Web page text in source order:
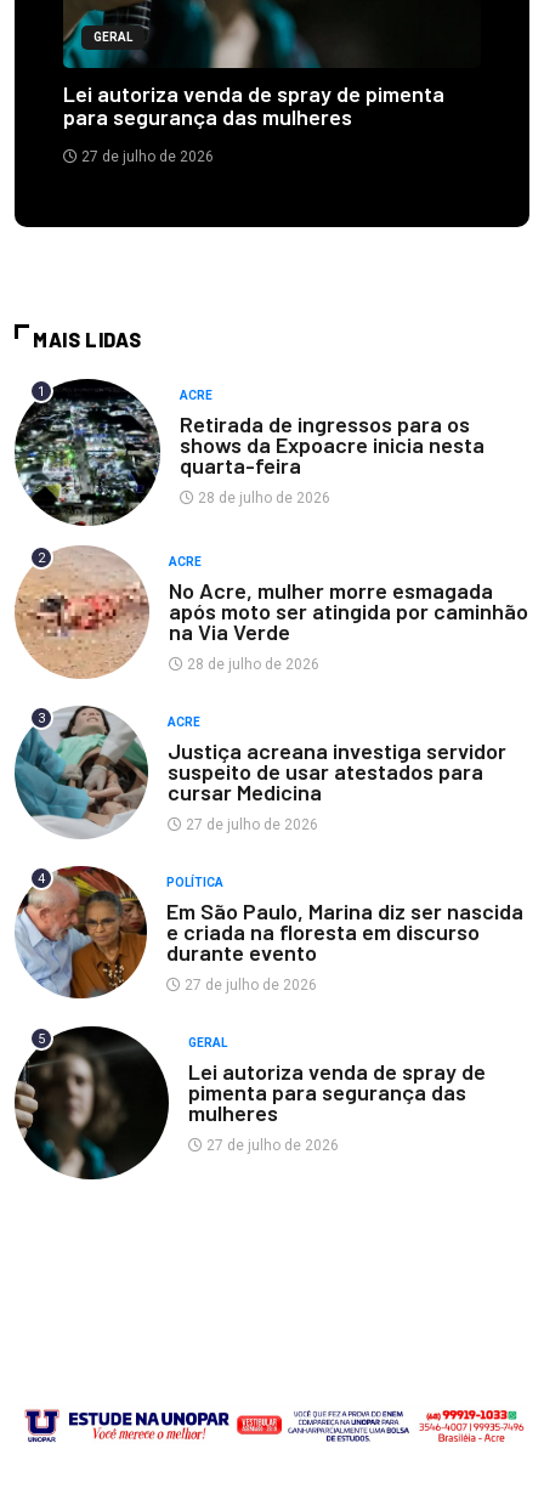
GERAL
Lei autoriza venda de spray de pimenta
para segurança das mulheres
27 de julho de 2026
MAIS LIDAS
1 ACRE
Retirada de ingressos para os
shows da Expoacre inicia nesta
quarta-feira
28 de julho de 2026
2 ACRE
No Acre, mulher morre esmagada
após moto ser atingida por caminhão
na Via Verde
28 de julho de 2026
3 ACRE
Justiça acreana investiga servidor
suspeito de usar atestados para
cursar Medicina
27 de julho de 2026
4 POLÍTICA
Em São Paulo, Marina diz ser nascida
e criada na floresta em discurso
durante evento
27 de julho de 2026
5 GERAL
Lei autoriza venda de spray de
pimenta para segurança das
mulheres
27 de julho de 2026